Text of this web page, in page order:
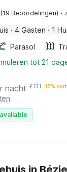
(19 Beoordelingen) ·
· 4 Gasten · 1
Parasol
tot 21
nacht €131 17%
in